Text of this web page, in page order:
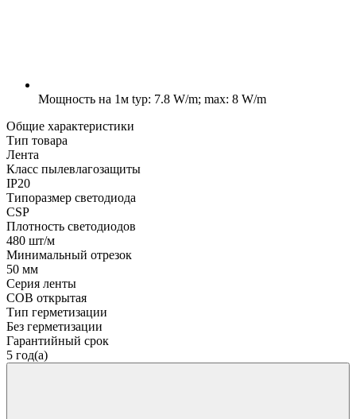
Мощность на 1м typ: 7.8 W/m; max: 8 W/m
Общие характеристики
Тип товара
Лента
Класс пылевлагозащиты
IP20
Типоразмер светодиода
CSP
Плотность светодиодов
480 шт/м
Минимальный отрезок
50 мм
Серия ленты
COB открытая
Тип герметизации
Без герметизации
Гарантийный срок
5 год(а)